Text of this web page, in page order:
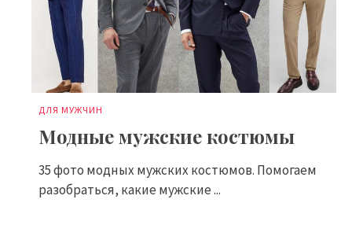
ДЛЯ МУЖЧИН
Модные мужские костюмы
35 фото модных мужских костюмов. Помогаем
разобраться, какие мужские ...